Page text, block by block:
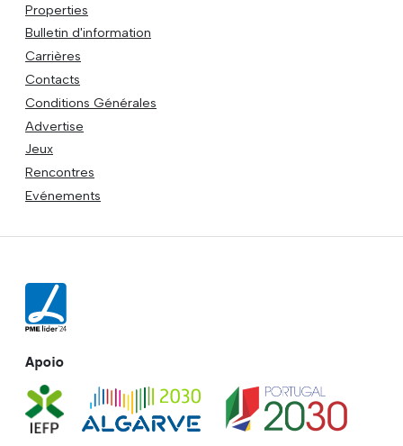
Properties
Bulletin d'information
Carrières
Contacts
Conditions Générales
Advertise
Jeux
Rencontres
Evénements
Apoio